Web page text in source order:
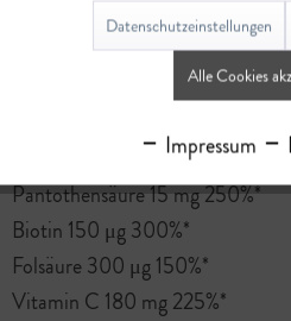
Vitamin B1 2,4 mg 218%*
Vitamin B2 2,6 mg 186%*
Vitamin B6 3 mg 214%*
Niacin 16 mg 100%*
Pantothensäure 15 mg 250%*
Biotin 150 μg 300%*
Folsäure 300 μg 150%*
Vitamin C 180 mg 225%*
Datenschutzeinstellungen
Alle Cookies
Impressum